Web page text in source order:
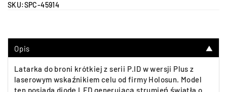
SKU:SPC-45914
Opis ▼
Latarka do broni krótkiej z serii P.ID w wersji Plus z
laserowym wskaźnikiem celu od firmy Holosun. Model
ten posiada diodę LED generującą strumień światła o